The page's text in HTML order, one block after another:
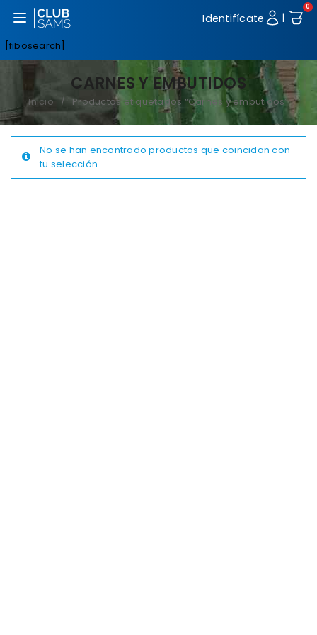
Abrir menú Identifícate |
0
[fibosearch]
CARNES Y EMBUTIDOS
Inicio / Productos etiquetados “Carnes y embutidos”
No se han encontrado productos que coincidan con
tu selección.